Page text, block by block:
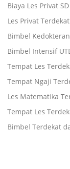
Biaya Les Privat SD
Les Privat Terdekat
Bimbel Kedokteran
Bimbel Intensif
Tempat Les
Tempat Ngaji
Les Matematika
Tempat Les
Bimbel Terdekat